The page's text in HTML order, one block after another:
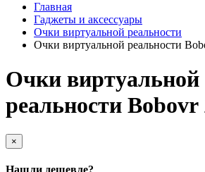
Главная
Гаджеты и аксессуары
Очки виртуальной реальности
Очки виртуальной реальности
Очки виртуальной
реальности
×